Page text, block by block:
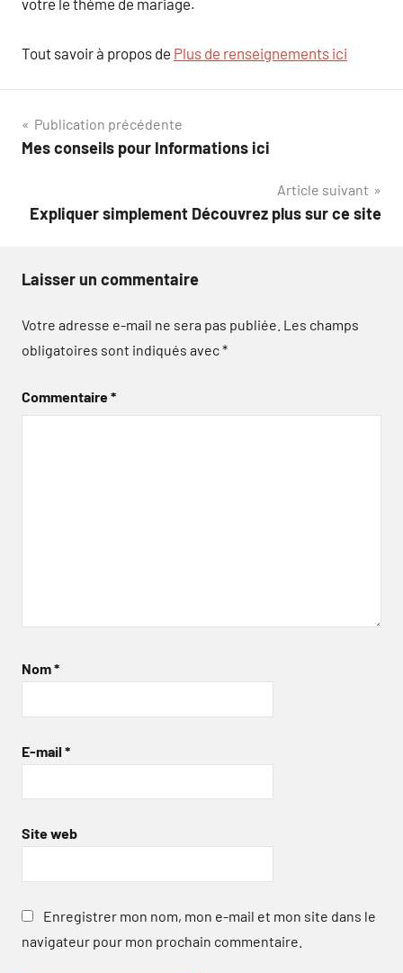
votre le thème de mariage.
Tout savoir à propos de Plus de renseignements ici
Navigation
de
Publication précédente
Mes conseils pour Informations ici
Article suivant
Expliquer simplement Découvrez plus sur ce site
Laisser un commentaire
Votre adresse e-mail ne sera pas publiée. Les champs
obligatoires sont indiqués avec*
Commentaire*
Nom*
E-mail *
Site web
Enregistrer mon nom, mon e-mail et mon site dans le
navigateur pour mon prochain commentaire.